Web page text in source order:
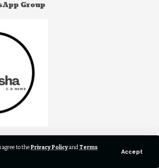
to thePrivacy Policyand Terms
Accept
Group
Group to get our newest articles